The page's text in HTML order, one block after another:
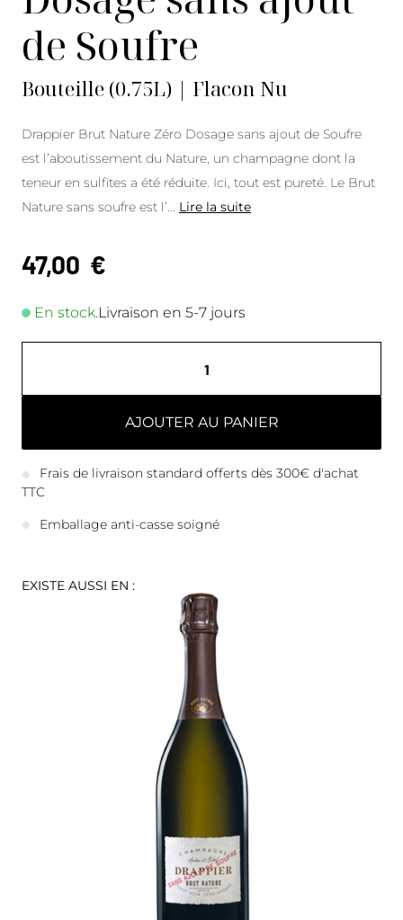
de Soufre
Bouteille (0.75L) | Flacon Nu
Drappier Brut Nature Zéro Dosage sans ajout de Soufre
est l’aboutissement du Nature, un champagne dont la
teneur en sulfites a été réduite. Ici, tout est pureté. Le Brut
Nature sans soufre est l’
Lire la suite
47,00 €
En stock.Livraison en 5-7 jours
AJOUTER AU PANIER
Frais de livraison standard offerts dès 300€ d'achat
TTC
Emballage anti-casse soigné
EXISTE AUSSI EN :